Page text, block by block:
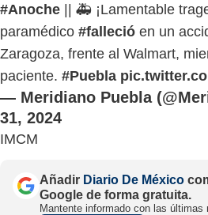
#Anoche || 🚑 ¡Lamentable
paramédico #falleció en un
Zaragoza, frente al Walmart,
paciente. #Puebla
— Meridiano Puebla
31, 2024
IMCM
Añadir Diario De México
Google de forma gratuita.
Mantente informado con las últimas